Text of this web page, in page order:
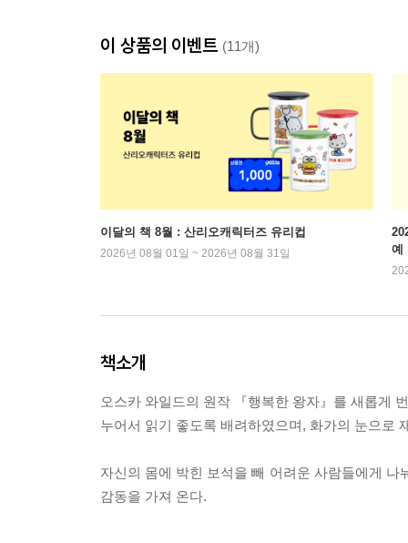
이 상품의 이벤트 (11개)
이달의 책 8월 : 산리오캐릭터즈 유리컵
2026년 08월 01일 ~ 2026년 08월 31일
예
책소개
오스카 와일드의 원작 『행복한 왕자』를 새롭게
누어서 읽기 좋도록 배려하였으며, 화가의 눈으로
자신의 몸에 박힌 보석을 빼 어려운 사람들에게
감동을 가져 온다.